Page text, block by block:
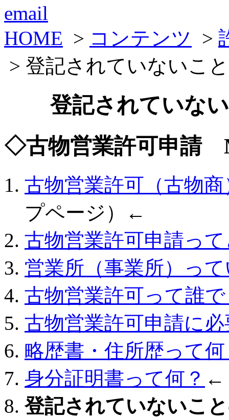
email
HOME > コンテンツ >
> 登記されていないこ
登記されていな
◇古物営業許可申請
古物営業許可（古物
プページ）←
古物営業許可申請っ
営業所（事業所）っ
古物営業許可って誰
古物営業許可申請に
略歴書・住所歴って
身分証明書って何？ ←
登記されていないこ